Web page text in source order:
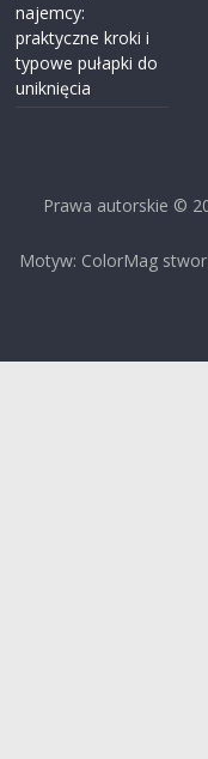
najemcy:
praktyczne kroki i
typowe pułapki do
uniknięcia
Prawa autorskie ©
Motyw: ColorMag